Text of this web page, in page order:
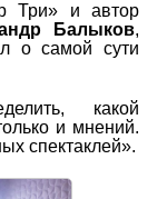
Три» и автор
Балыков,
о самой сути
какой
и мнений.
спектаклей».